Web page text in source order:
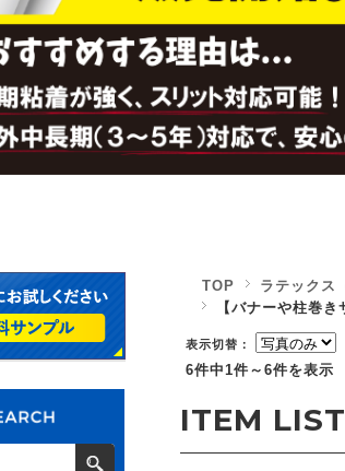
TOP
ラテックス
【バナーや柱巻
表示切替：
6件中1件～6件を表示